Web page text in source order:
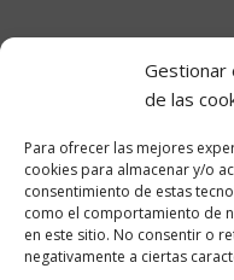
Gestionar
de las
Para ofrecer las mejores
cookies para almacenar y/o
consentimiento de estas
como el comportamiento de
en este sitio. No consentir o
negativamente a ciertas
Transparencia
Convocatorias de
Información
Información